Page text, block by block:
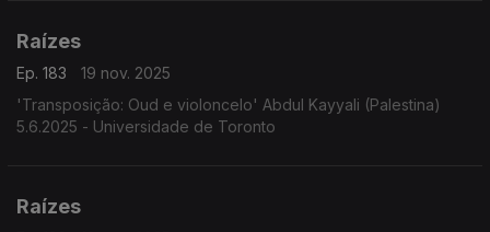
Raízes
Ep. 183
19 nov. 2025
'Transposição: Oud e violoncelo' Abdul Kayyali (Palestina)
5.6.2025 - Universidade de Toronto
Raízes